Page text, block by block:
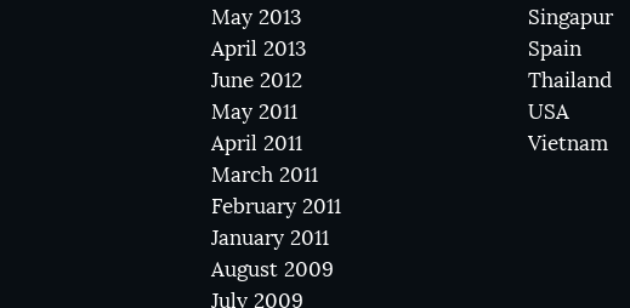
May 2013
April 2013
June 2012
May 2011
April 2011
March 2011
February 2011
January 2011
August 2009
July 2009
Singapur
Spain
Thailand
USA
Vietnam